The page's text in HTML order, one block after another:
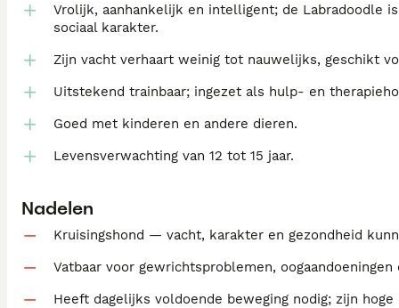
Vrolijk, aanhankelijk en intelligent; de Labradoodle
sociaal karakter.
Zijn vacht verhaart weinig tot nauwelijks, geschikt
Uitstekend trainbaar; ingezet als hulp- en
Goed met kinderen en andere dieren.
Levensverwachting van 12 tot 15 jaar.
Nadelen
Kruisingshond — vacht, karakter en gezondheid
Vatbaar voor gewrichtsproblemen,
Heeft dagelijks voldoende beweging nodig; zijn